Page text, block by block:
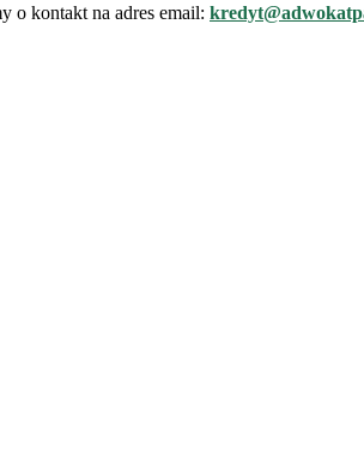
o kontakt na adres email: